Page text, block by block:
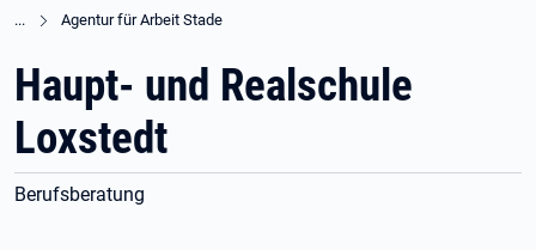
Agentur für Arbeit Stade
Haupt- und Realschule
Loxstedt
Berufsberatung